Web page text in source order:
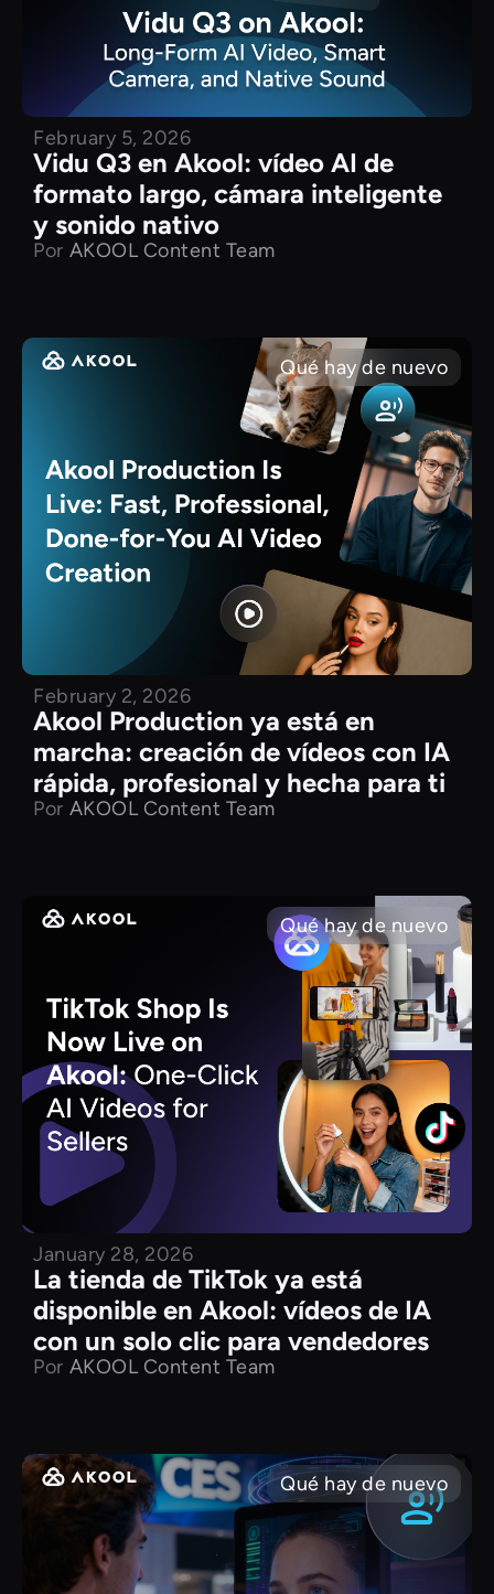
February 5, 2026
Vidu Q3 en Akool: vídeo AI de
formato largo, cámara inteligente
y sonido nativo
Por AKOOL Content Team
Qué hay de nuevo
February 2, 2026
Akool Production ya está en
marcha: creación de vídeos con IA
rápida, profesional y hecha para ti
Por AKOOL Content Team
Qué hay de nuevo
January 28, 2026
La tienda de TikTok ya está
disponible en Akool: vídeos de IA
con un solo clic para vendedores
Por AKOOL Content Team
Qué hay de nuevo